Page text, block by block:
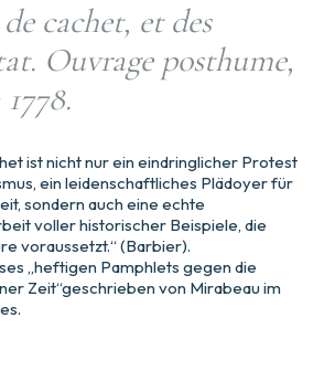
cachet, et des
Ouvrage posthume,
ist nicht nur ein eindringlicher Protest
ein leidenschaftliches Plädoyer für
sondern auch eine echte
voller historischer Beispiele, die
voraussetzt.“ (Barbier).
„heftigen Pamphlets gegen die
Zeit“geschrieben von Mirabeau im